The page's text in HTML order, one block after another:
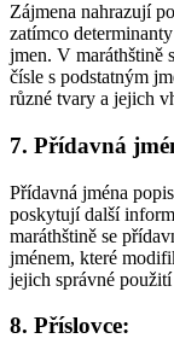
Zájmena nahrazují
zatímco
jmen. V maráthštině
čísle s podstatným
různé tvary a jejich
7. Přídavná
Přídavná jména
poskytují další
maráthštině se
jménem, které
jejich správné
8. Příslovce: